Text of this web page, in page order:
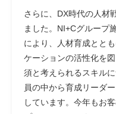
さらに、DX時代の人材
ました。NI+Cグループ
により、人材育成とと
ケーションの活性化を
須と考えられるスキル
員の中から育成リーダ
しています。今年もお